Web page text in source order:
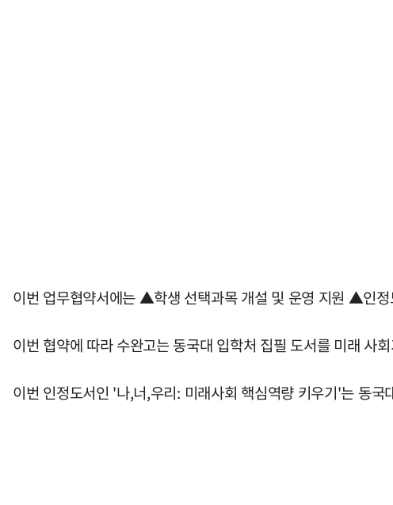
이번 업무협약서에는 ▲학생 선택과목 개설 및 운영 지원 ▲인
이번 협약에 따라 수완고는 동국대 입학처 집필 도서를 미래 사
이번 인정도서인 '나,너,우리: 미래사회 핵심역량 키우기'는 동